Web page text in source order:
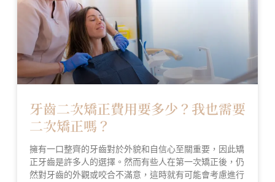
牙齒二次矯正費用要多少？我也需要
二次矯正嗎？
擁有一口整齊的牙齒對於外貌和自信心至關重要，因此矯
正牙齒是許多人的選擇。然而有些人在第一次矯正後，仍
然對牙齒的外觀或咬合不滿意，這時就有可能會考慮進行